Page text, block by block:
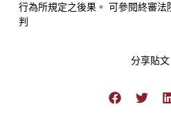
行為所規定之後果。 可參閱終審
判
分享貼文